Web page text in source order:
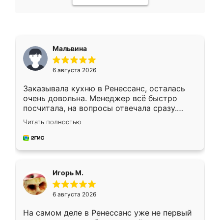
Мальвина
6 августа 2026
Заказывала кухню в Ренессанс, осталась
очень довольна. Менеджер всё быстро
посчитала, на вопросы отвечала сразу.
Замерщик приехал в субботу, подошёл к
делу со всей ответственностью. Собрали
за день, ребята работали аккуратно, даже
Читать полностью
Игорь М.
6 августа 2026
На самом деле в Ренессанс уже не первый